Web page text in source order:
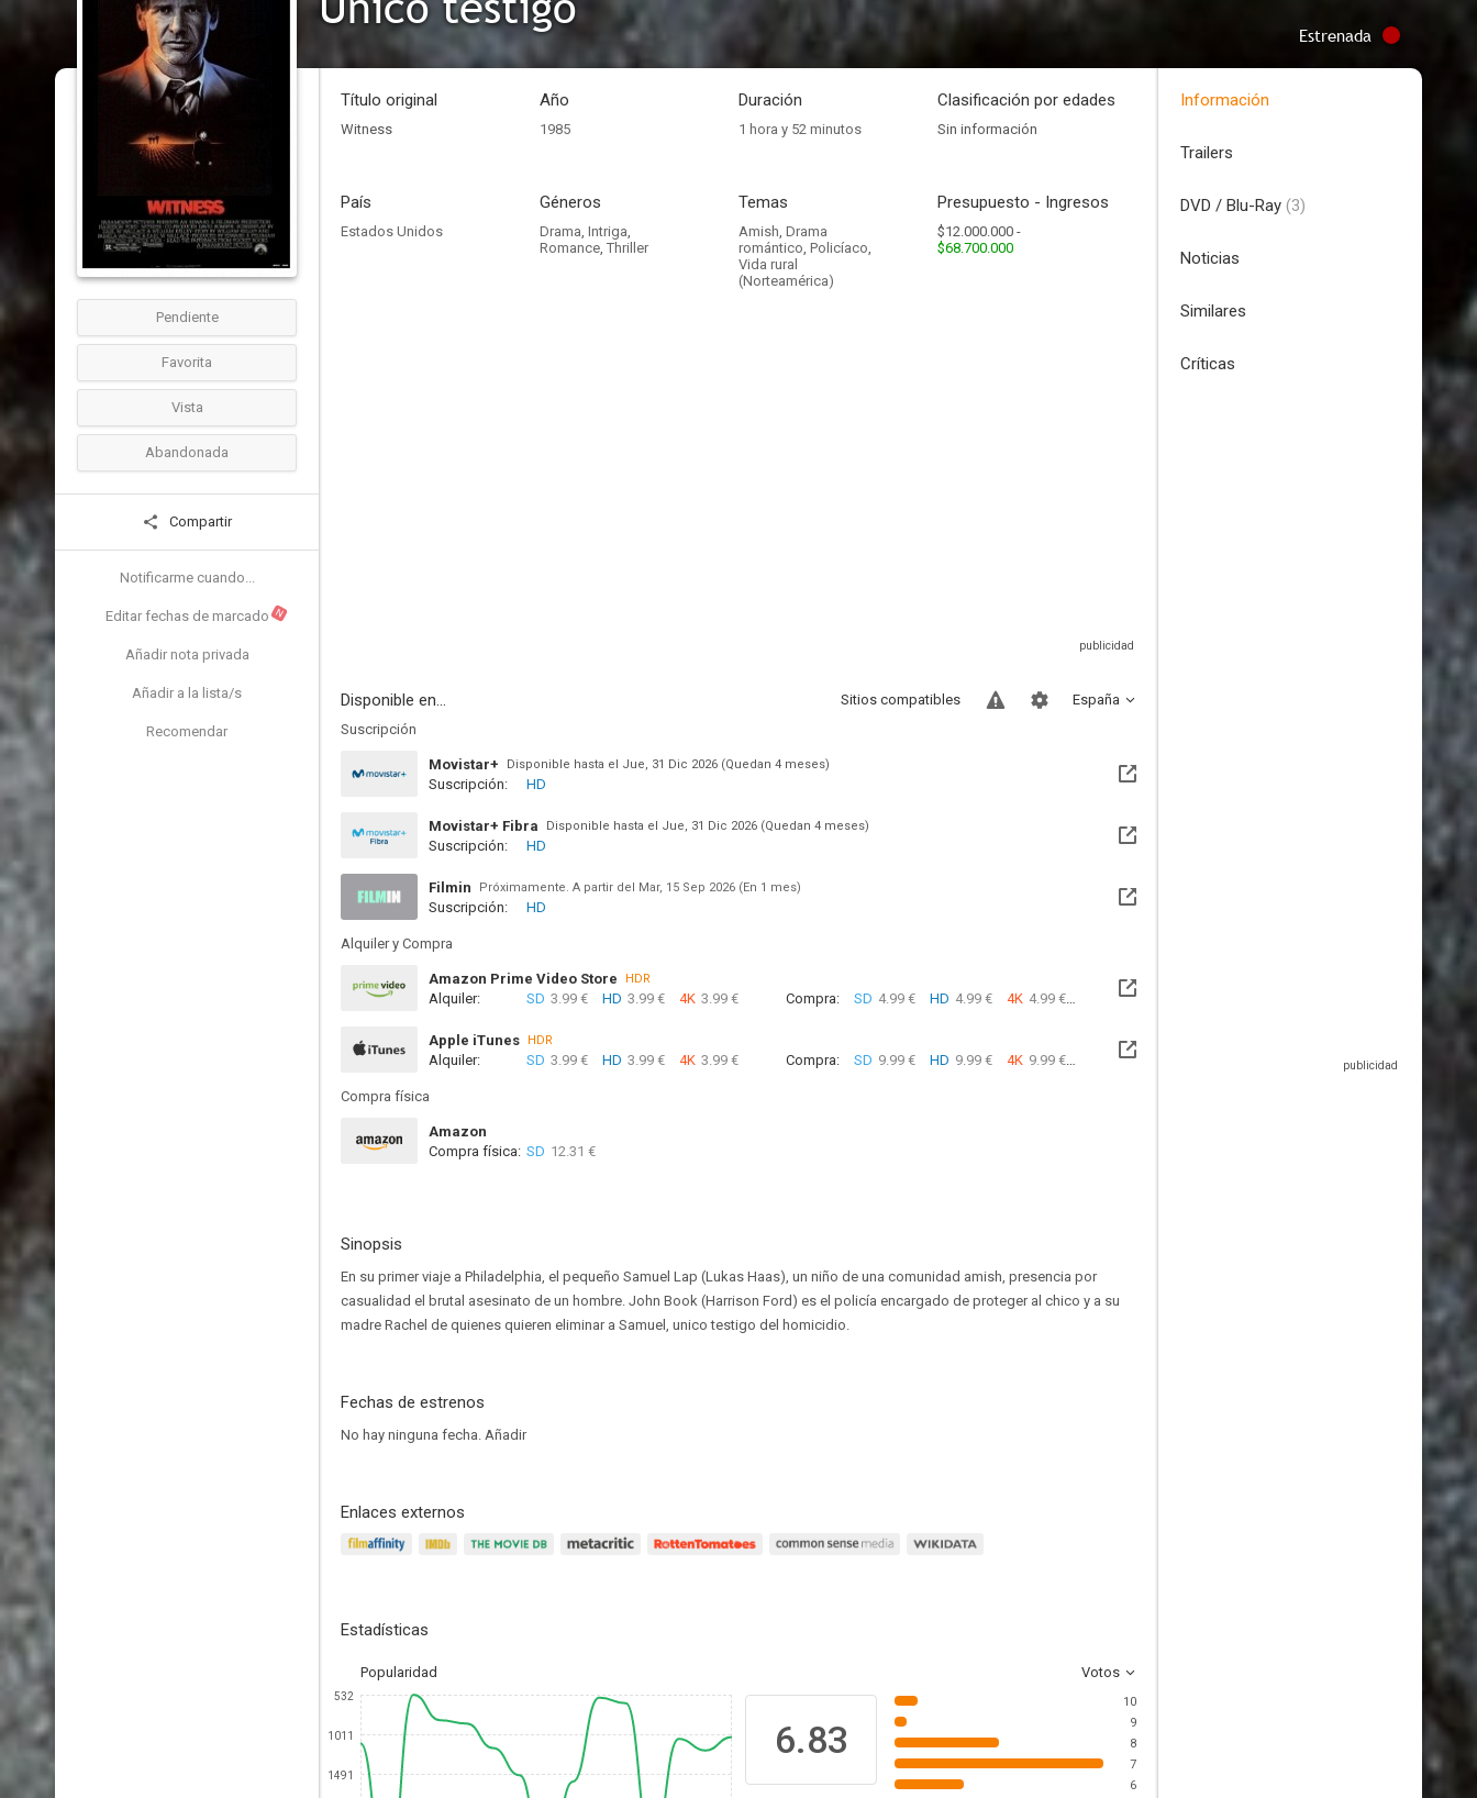
Estrenada
Pendiente
Favorita
Vista
Abandonada
Compartir
Notificarme cuando...
Editar fechas de marcado N
Añadir nota privada
Añadir a la lista/s
Recomendar
Título original
Witness
Año
1985
Duración
1 hora y 52 minutos
Clasificación por edades
Sin información
País
Estados Unidos
Géneros
Drama, Intriga,
Romance, Thriller
Temas
Amish, Drama
romántico, Policíaco,
Vida rural
(Norteamérica)
Presupuesto - Ingresos
$12.000.000 -
$68.700.000
Disponible en... España
Sitios compatibles
Suscripción
Movistar+ Disponible hasta el Jue, 31 Dic 2026 (Quedan 4 meses)
Suscripción: HD
Movistar+ Fibra Disponible hasta el Jue, 31 Dic 2026 (Quedan 4 meses)
Suscripción: HD
Filmin Próximamente. A partir del Mar, 15 Sep 2026 (En 1 mes)
Suscripción: HD
Alquiler y Compra
Amazon Prime Video Store HDR
Alquiler: SD 3.99 € HD 3.99 € 4K 3.99 € Compra: SD 4.99 € HD 4.99 € 4K 4.99 €
Apple iTunes HDR
Alquiler: SD 3.99 € HD 3.99 € 4K 3.99 € Compra: SD 9.99 € HD 9.99 € 4K 9.99 €
Compra física
Amazon
Compra física: SD 12.31 €
Sinopsis
En su primer viaje a Philadelphia, el pequeño Samuel Lap (Lukas Haas), un niño de una comunidad amish, presencia por
casualidad el brutal asesinato de un hombre. John Book (Harrison Ford) es el policía encargado de proteger al chico y a su
madre Rachel de quienes quieren eliminar a Samuel, unico testigo del homicidio.
Fechas de estrenos
No hay ninguna fecha. Añadir
Enlaces externos
Estadísticas
Popularidad Votos
532
1011
1491
6.83
10
9
8
7
6
Información
Trailers
DVD / Blu-Ray (3)
Noticias
Similares
Críticas